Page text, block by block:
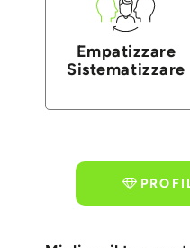
Empatizzare
Sistematizzare